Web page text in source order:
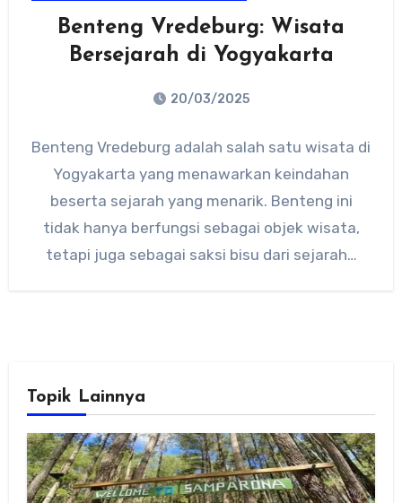
Benteng Vredeburg: Wisata
Bersejarah di Yogyakarta
20/03/2025
Comments
Benteng Vredeburg adalah salah satu wisata di
Yogyakarta yang menawarkan keindahan
beserta sejarah yang menarik. Benteng ini
tidak hanya berfungsi sebagai objek wisata,
tetapi juga sebagai saksi bisu dari sejarah…
Topik Lainnya